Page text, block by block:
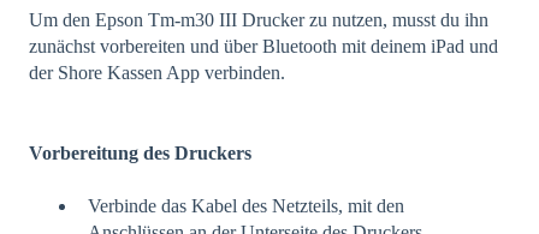
Um den Epson Tm-m30 III Drucker zu nutzen, musst du ihn
zunächst vorbereiten und über Bluetooth mit deinem iPad und
der Shore Kassen App verbinden.
Vorbereitung des Druckers
Verbinde das Kabel des Netzteils, mit den